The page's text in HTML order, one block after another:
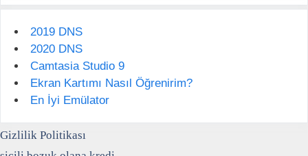
2019 DNS
2020 DNS
Camtasia Studio 9
Ekran Kartımı Nasıl Öğrenirim?
En İyi Emülator
Gizlilik Politikası